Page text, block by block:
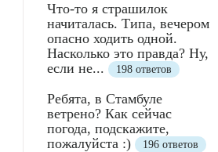
Что-то я страшилок
начиталась. Типа, вечером
опасно ходить одной.
Насколько это правда? Ну,
если не...
198 ответов
Ребята, в Стамбуле
ветрено? Как сейчас
погода, подскажите,
пожалуйста :)
196 ответов